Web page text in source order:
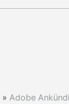
» Adobe